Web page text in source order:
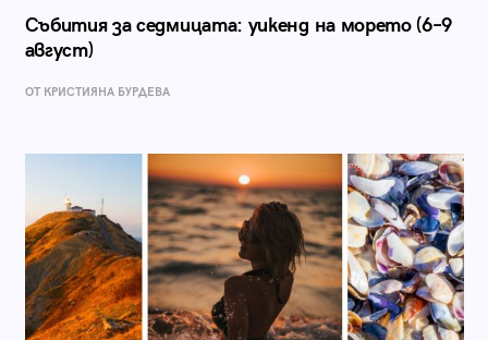
Събития за седмицата: уикенд на морето (6–9
август)
ОТ КРИСТИЯНА БУРДЕВА